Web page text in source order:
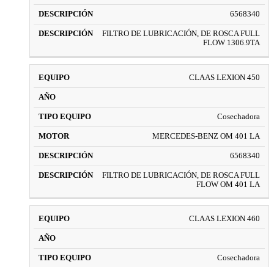
6568340
FILTRO DE LUBRICACIÓN, DE ROSCA FULL
FLOW 1306.9TA
CLAAS LEXION 450
Cosechadora
MERCEDES-BENZ OM 401 LA
6568340
FILTRO DE LUBRICACIÓN, DE ROSCA FULL
FLOW OM 401 LA
CLAAS LEXION 460
Cosechadora